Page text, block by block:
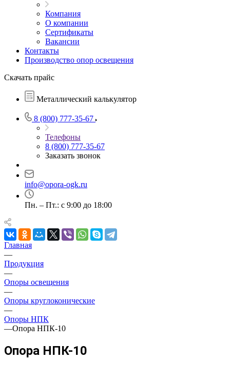
Компания
О компании
Сертификаты
Вакансии
Контакты
Производство опор освещения
Скачать прайс
Металлический калькулятор
8 (800) 777-35-67
Телефоны
8 (800) 777-35-67
Заказать звонок
info@opora-ogk.ru
Пн. – Пт.: с 9:00 до 18:00
Главная
—
Продукция
—
Опоры освещения
—
Опоры круглоконические
—
Опоры НПК
—Опора НПК-10
Опора НПК-10